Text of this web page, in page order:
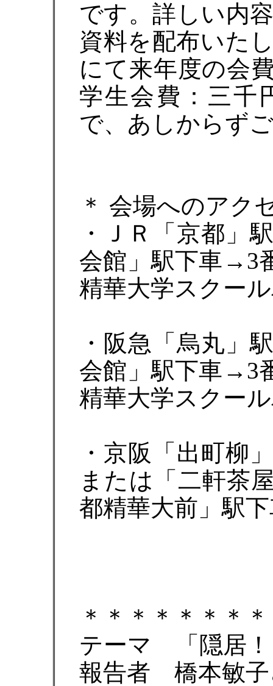
です。詳しい内
資料を配布いた
にて来年度の会
学生会費：三千
で、あしからず
＊ 会場へのアク
・ＪＲ「京都
会館」駅下車→3
精華大学スクー
・阪急「烏丸
会館」駅下車→3
精華大学スクー
・京阪「出町柳
または「二軒茶
都精華大前」駅
＊＊＊＊＊＊＊
テーマ 「隠居！
報告者 橋本敏子